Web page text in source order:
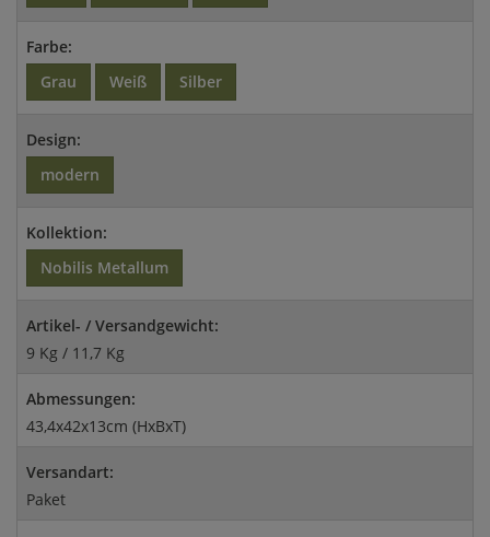
Farbe:
Grau
Weiß Silber
Design:
modern
Kollektion:
Nobilis Metallum
Artikel- / Versandgewicht:
9 Kg / 11,7 Kg
Abmessungen:
43,4x42x13cm (HxBxT)
Versandart:
Paket